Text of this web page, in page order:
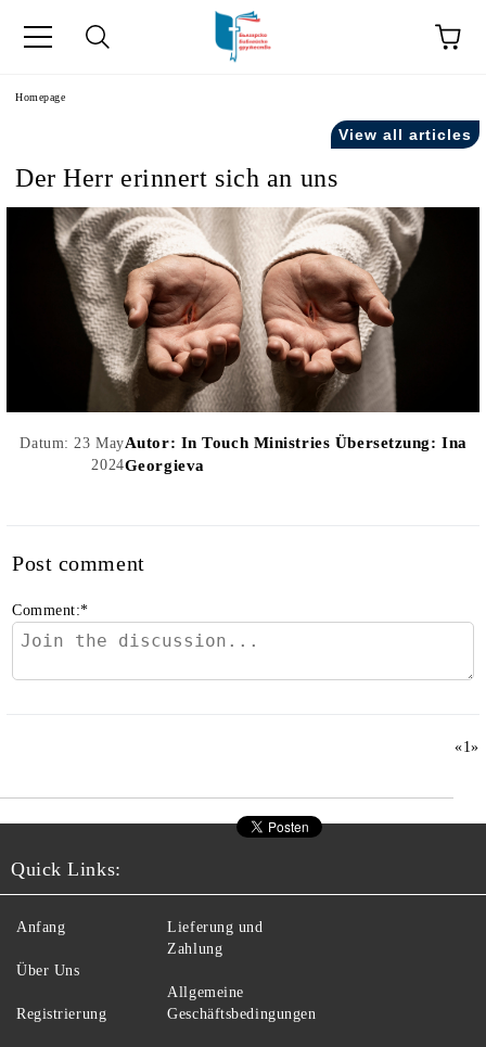
Homepage
View all articles
Der Herr erinnert sich an uns
Datum: 23 May
2024
Autor: In Touch Ministries Übersetzung: Ina
Georgieva
Post comment
Comment:*
«1»
Quick Links:
Anfang
Über Uns
Registrierung
Lieferung und
Zahlung
Allgemeine
Geschäftsbedingungen